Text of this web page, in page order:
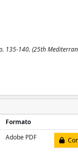
135-140. (25th
Formato
Adobe PDF